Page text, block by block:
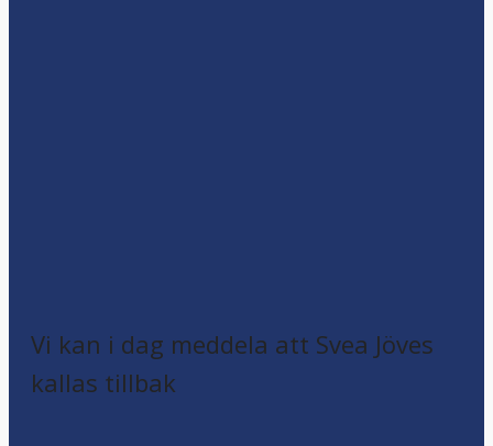
Vi kan i dag meddela att Svea Jöves
kallas tillbak